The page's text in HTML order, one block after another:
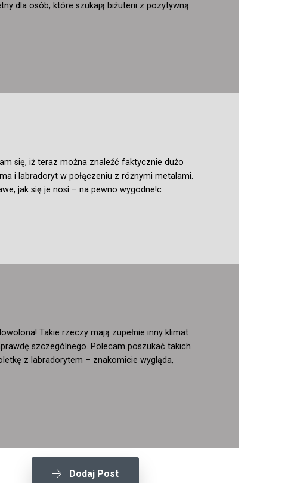
dla osób, które szukają biżuterii z pozytywną
się, iż teraz można znaleźć faktycznie dużo
i labradoryt w połączeniu z różnymi metalami.
jak się je nosi – na pewno wygodne!c
Takie rzeczy mają zupełnie inny klimat
szczególnego. Polecam poszukać takich
z labradorytem – znakomicie wygląda,
Dodaj Post